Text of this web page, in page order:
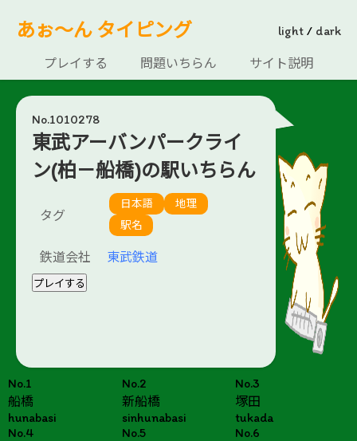
あぉ～ん タイピング light / dark
プレイする 問題いちらん サイト説明
No.1010278
東武アーバンパークライ
ン(柏－船橋)の駅いちらん
タグ
日本語
地理
駅名
鉄道会社 東武鉄道
プレイする
No.1
船橋
hunabasi
No.2
新船橋
sinhunabasi
No.3
塚田
tukada
No.4
No.5
No.6